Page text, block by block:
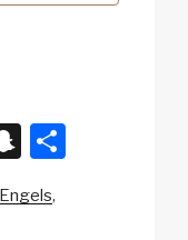
S
a
Engels